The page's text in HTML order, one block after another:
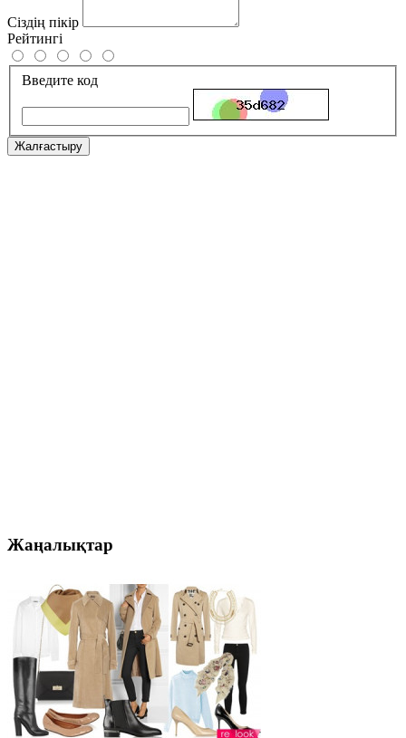
Сіздің пікір
Рейтингі
Введите код
Жалғастыру
Жаңалықтар